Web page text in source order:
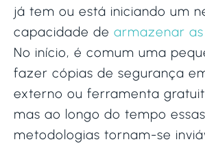
já tem ou está iniciando um
capacidade de armazenar
No início, é comum uma
fazer cópias de segurança
externo ou ferramenta
mas ao longo do tempo essas
metodologias tornam-se